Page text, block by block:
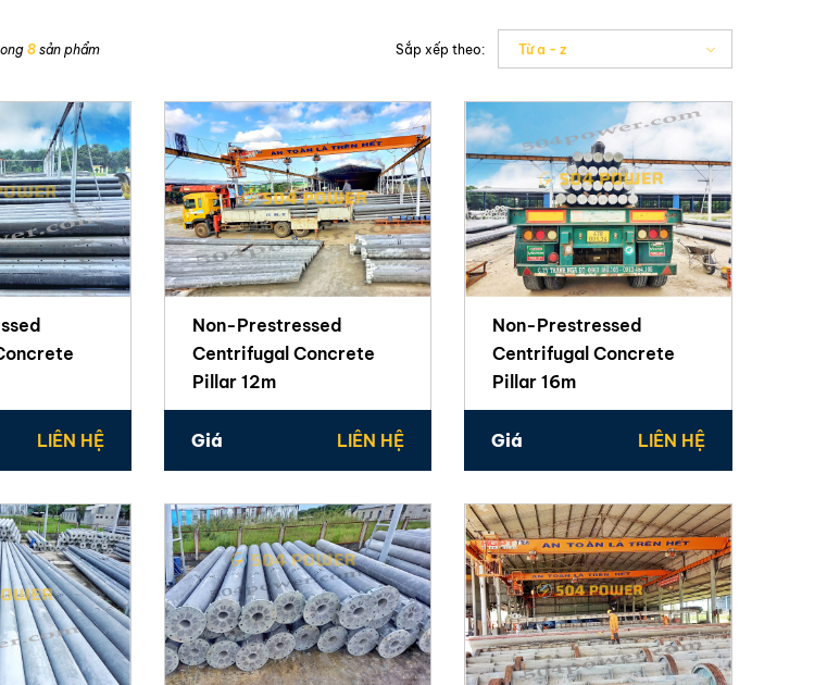
8 sản phẩm Sắp xếp theo: Từ a - z
LIÊN HỆ
Non-Prestressed
Centrifugal Concrete
Pillar 12m
Giá LIÊN HỆ
Non-Prestressed
Centrifugal Concrete
Pillar 16m
Giá LIÊN HỆ